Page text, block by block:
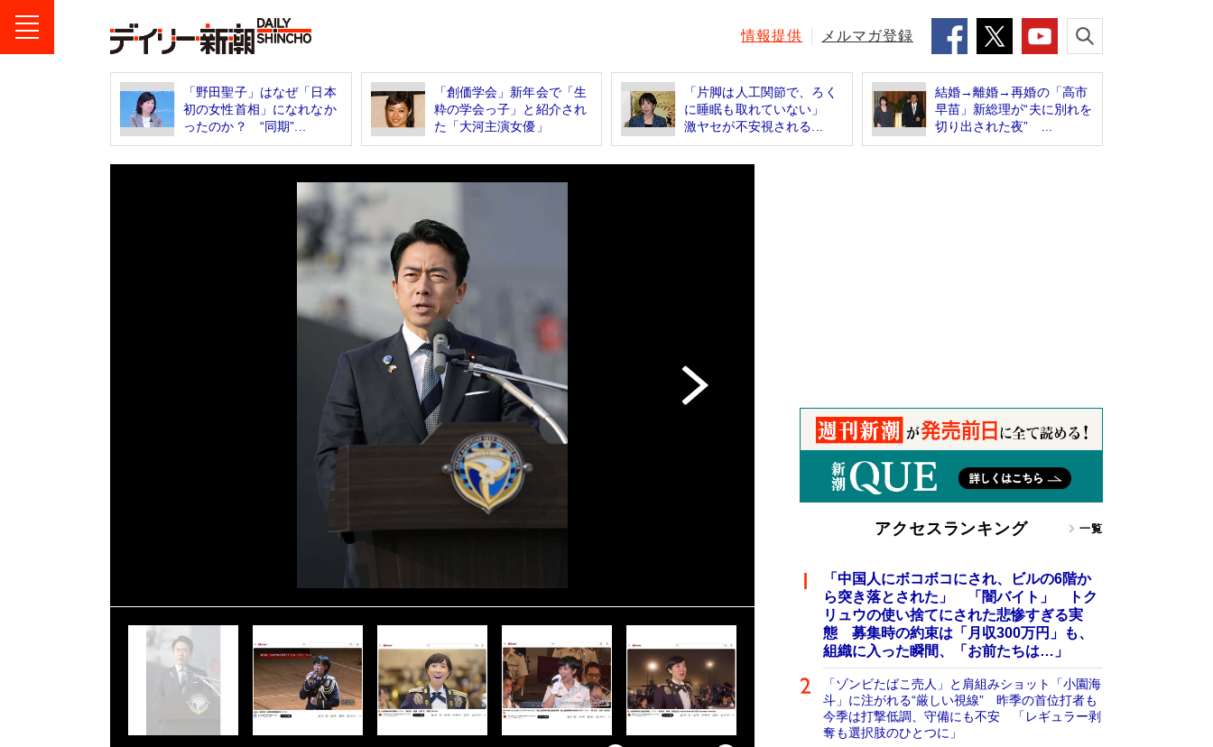
情報提供 メルマガ登録
「野田聖子」はなぜ「日本
初の女性首相」になれなか
ったのか？ “同期”...
「創価学会」新年会で「生
粋の学会っ子」と紹介され
た「大河主演女優」
「片脚は人工関節で、ろく
に睡眠も取れていない」
激ヤセが不安視される...
結婚→離婚→再婚の「高市
早苗」新総理が“夫に別れを
切り出された夜” ...
アクセスランキング 一覧
「中国人にボコボコにされ、ビルの6階か
ら突き落とされた」 「闇バイト」 トク
リュウの使い捨てにされた悲惨すぎる実
態 募集時の約束は「月収300万円」も、
組織に入った瞬間、「お前たちは…」
「ゾンビたばこ売人」と肩組みショット「小園海
斗」に注がれる“厳しい視線” 昨季の首位打者も
今季は打撃低調、守備にも不安 「レギュラー剥
奪も選択肢のひとつに」